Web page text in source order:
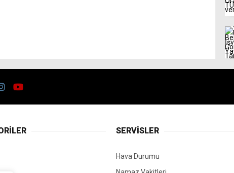
SERVİSLER
Hava Durumu